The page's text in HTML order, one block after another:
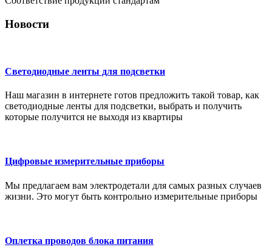
Новости
Светодиодные ленты для подсветки
Наш магазин в интернете готов предложить такой товар, как
светодиодные ленты для подсветки, выбрать и получить
которые получится не выходя из квартиры
Цифровые измерительные приборы
Мы предлагаем вам электродетали для самых разных случаев
жизни. Это могут быть контрольно измерительные приборы
Оплетка проводов блока питания